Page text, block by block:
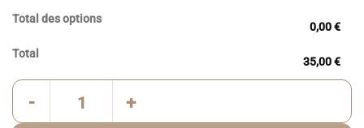
Total des options
0,00 €
Total
35,00 €
quantité de Lion en bois personnalisé | déco chambre savane